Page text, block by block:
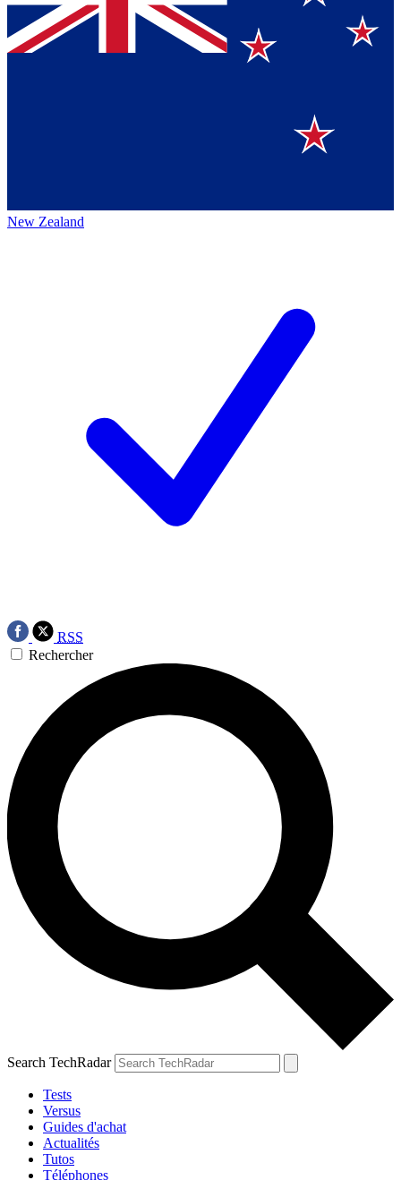
New Zealand
RSS
Rechercher
Search TechRadar
Tests
Versus
Guides d'achat
Actualités
Tutos
Téléphones